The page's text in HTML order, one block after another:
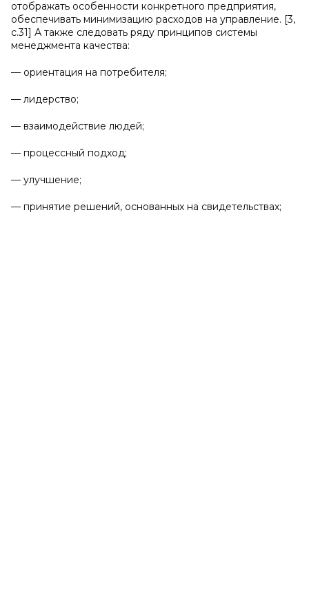
отображать особенности конкретного предприятия,
обеспечивать минимизацию расходов на управление. [3,
с.31] А также следовать ряду принципов системы
менеджмента качества:
— ориентация на потребителя;
— лидерство;
— взаимодействие людей;
— процессный подход;
— улучшение;
— принятие решений, основанных на свидетельствах;